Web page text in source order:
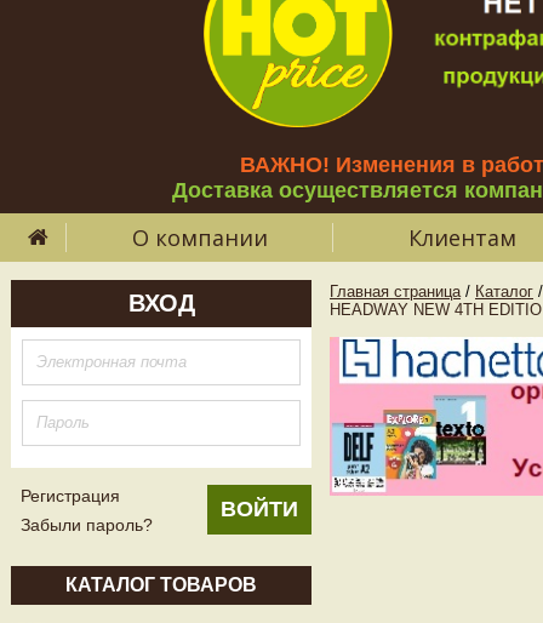
ВАЖНО! Изменения в
Доставка осуществляется
О компании Клиентам
ВХОД
Регистрация
Забыли пароль?
КАТАЛОГ ТОВАРОВ
Главная страница / Каталог /
HEADWAY NEW 4TH